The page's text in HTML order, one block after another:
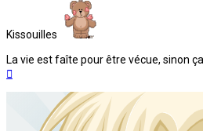
Kissouilles
La vie est faîte pour être vécue, sinon